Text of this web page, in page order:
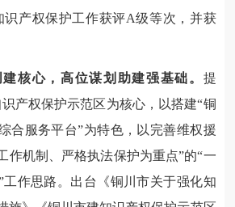
识产权保护工作获评A级等次，并获
核心，高位谋划助建强基础。 提
产权保护示范区为核心，以搭建“铜
合服务平台”为特色，以完善维权援
作机制、严格执法保护为重点”的“一
工作思路。出台《铜川市关于强化知